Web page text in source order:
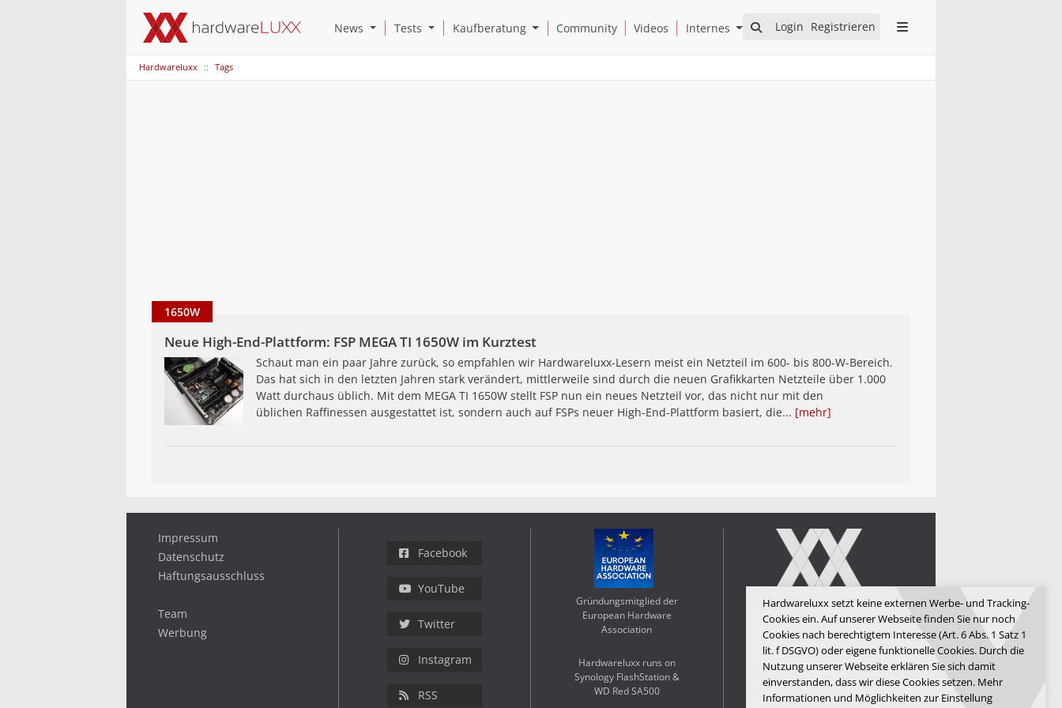
Login Registrieren
News Open News Submenu
Tests Open Tests Submenu
Kaufberatung Open Kaufberatung Submenu
Community Videos Internes Open Internes Submenu
Hardwareluxx Tags
1650W
Neue High-End-Plattform: FSP MEGA TI 1650W im Kurztest
Schaut man ein paar Jahre zurück, so empfahlen wir Hardwareluxx-Lesern meist ein Netzteil im 600- bis 800-W-Bereich.
Das hat sich in den letzten Jahren stark verändert, mittlerweile sind durch die neuen Grafikkarten Netzteile über 1.000
Watt durchaus üblich. Mit dem MEGA TI 1650W stellt FSP nun ein neues Netzteil vor, das nicht nur mit den
üblichen Raffinessen ausgestattet ist, sondern auch auf FSPs neuer High-End-Plattform basiert, die... [mehr]
Hardwareluxx setzt keine externen Werbe- und Tracking-
Cookies ein. Auf unserer Webseite finden Sie nur noch
Cookies nach berechtigtem Interesse (Art. 6 Abs. 1 Satz 1
lit. f DSGVO) oder eigene funktionelle Cookies. Durch die
Nutzung unserer Webseite erklären Sie sich damit
einverstanden, dass wir diese Cookies setzen. Mehr
Informationen und Möglichkeiten zur Einstellung
Impressum
Datenschutz
Haftungsausschluss
Team
Werbung
Facebook
YouTube
Twitter
Instagram
RSS
Gründungsmitglied der
European Hardware
Association
Hardwareluxx runs on
Synology FlashStation &
WD Red SA500
Hardwareluxx Media GmbH
© Copyright 2026 Hardwareluxx
Media GmbH